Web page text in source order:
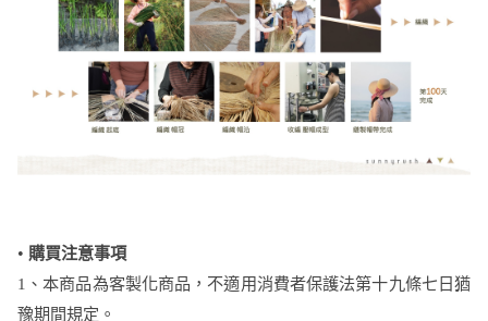
• 購買注意事項
1、本商品為客製化商品，不適用消費者保護法第十九條七日猶
豫期間規定。